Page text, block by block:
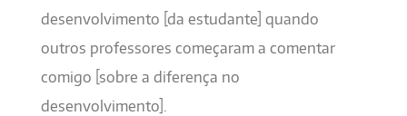
desenvolvimento [da estudante] quando
outros professores começaram a comentar
comigo [sobre a diferença no
desenvolvimento].